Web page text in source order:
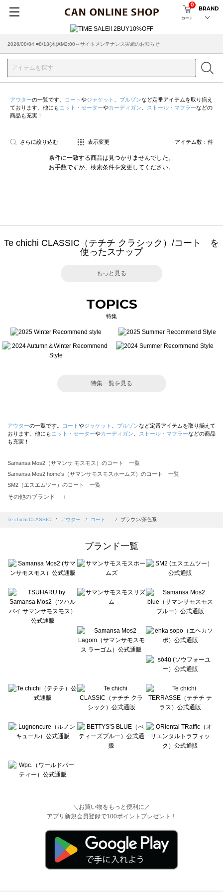
カート
0
BRAND
2026/08/04 ■8/13(木)AM2:00～サイトメンテナンス実施のお知らせ
2026/03/18 ■店舗受け取りサービスのご案内
アウターの一覧です。 コート やジャケット ブルゾンなど定番アイテムを取り揃え
ております。他にも ニット・セーターやカーディガン ストール・マフラーなどの
商品も充実！
さらに絞り込む 表示変更 アイテム数： 件
条件に一致する商品は見つかりませんでした。
お手数ですが、検索条件を変更してください。
Te chichi CLASSIC（テチチ クラシック）/コート を
使ったスナップ
もっと見る
TOPICS
特集
特集一覧を見る
アウターの一覧です。 コート やジャケット ブルゾンなど定番アイテムを取り揃えて
おります。他にも ニット・セーターやカーディガン ストール・マフラーなどの商品
も充実！
Samansa Mos2（サマンサ モスモス）のコート 一覧
Samansa Mos2 home's（サマンサモスモスホームズ）のコート 一覧
SM2（エスエムツー）のコート 一覧
TSUHARU by Samansa Mos2（ツハルバイサマンサモスモス）のコート 一覧
Samansa Mos2 blue（サマンサモスモス ブルー）のコート 一覧
sō4ū（ソウフォーユー）のコート 一覧
Te chichi（テチチ）のコート 一覧
Te chichi CLASSIC（テチチ クラシック）のコート 一覧
Lugnoncure（ルノンキュール）のコート 一覧
BETTY'S BLUE（べティーズブルー）のコート 一覧
Wpc.（ワールドパーティー）のコート 一覧
その他のブランド ＋
Te chichi CLASSIC アウター コート ブラウン/茶色系
ブランド一覧
＼お買い物をもっと便利に／
アプリ新規会員登録で100ポイントプレゼント！